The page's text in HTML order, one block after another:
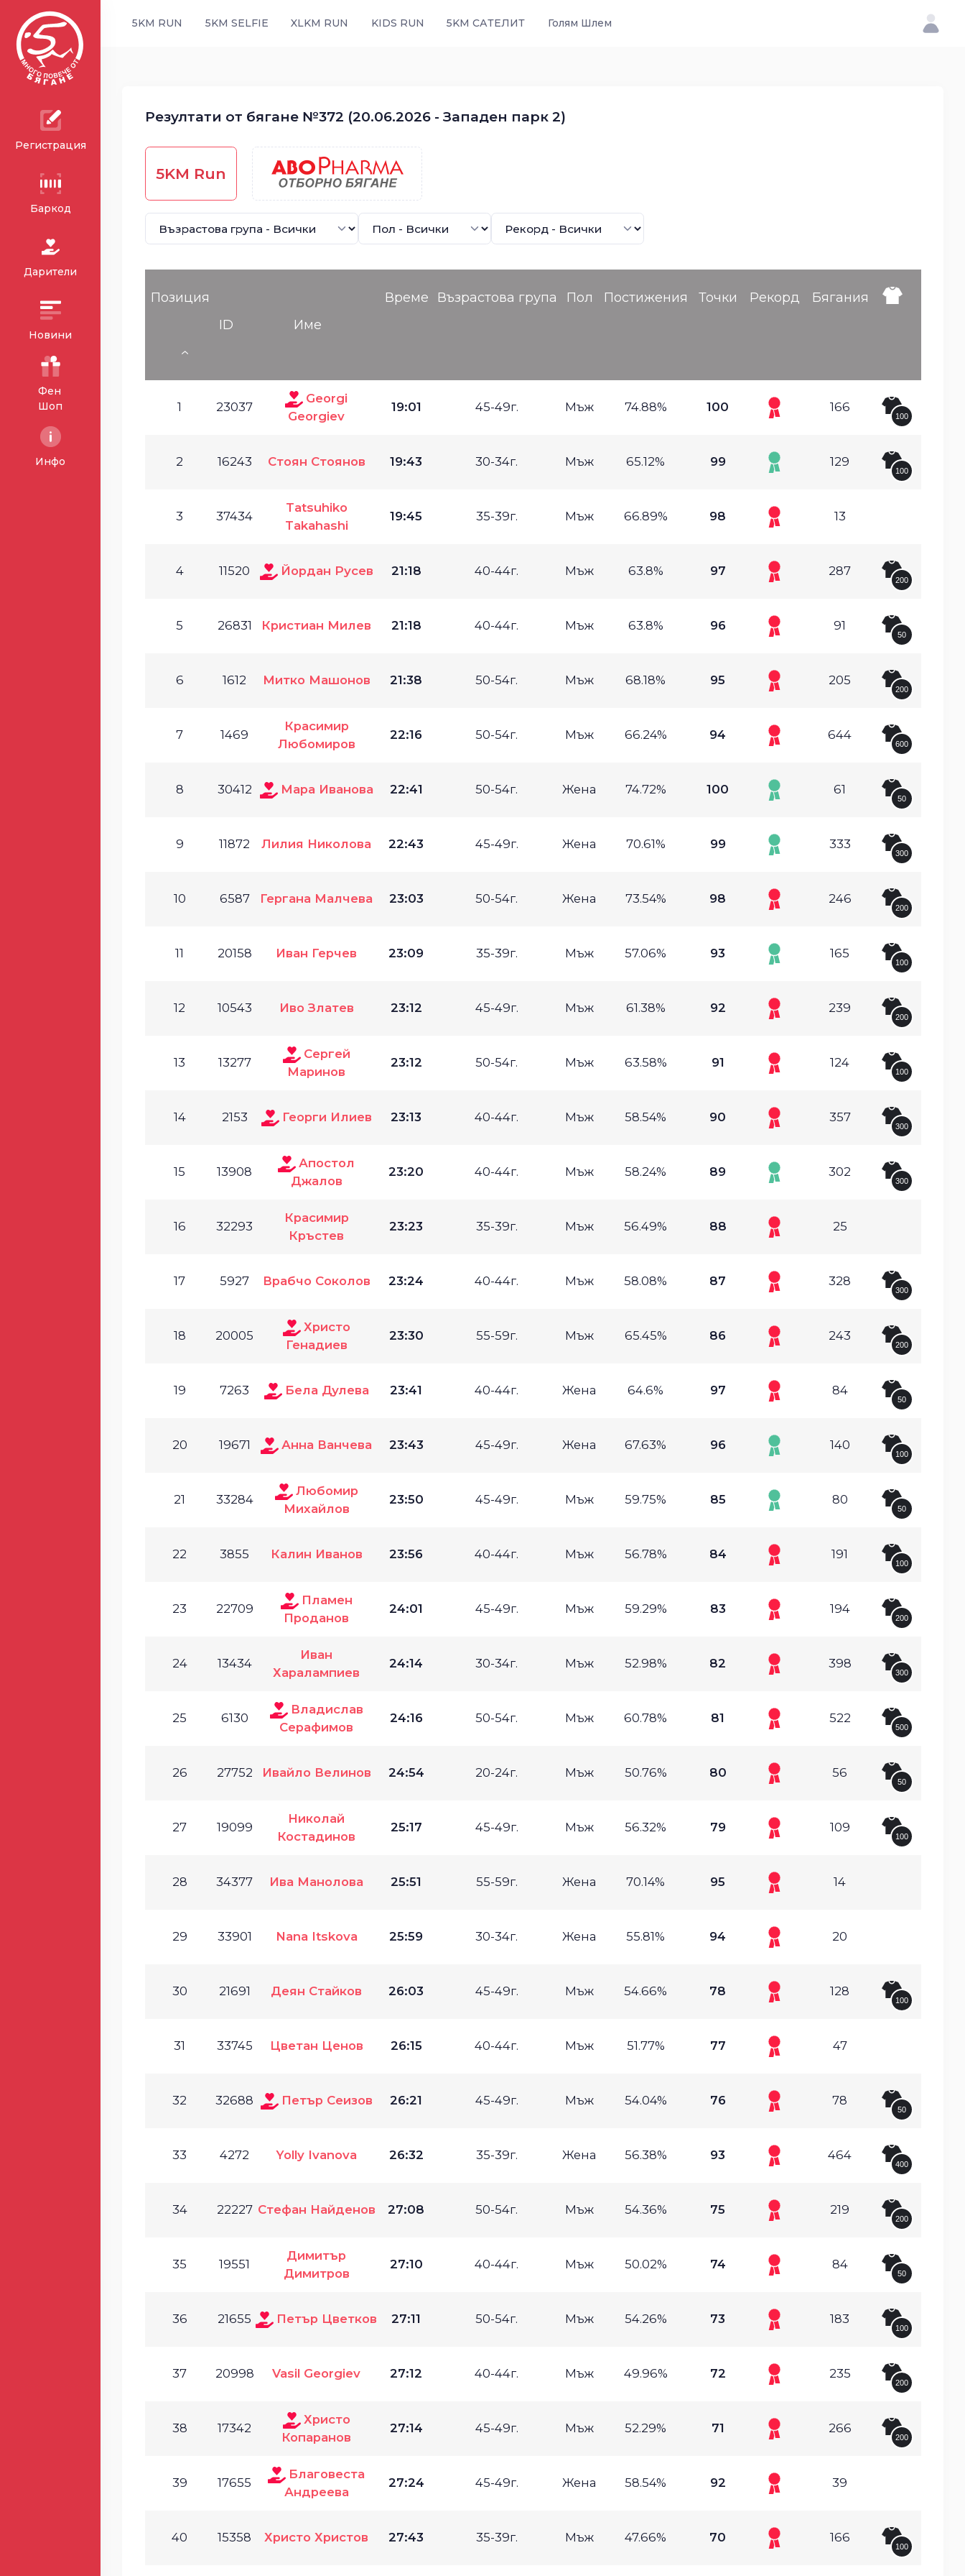
Регистрация
Баркод
Дарители
Новини
Фен
Шоп
Инфо
5KM RUN 5KM SELFIE XLKM RUN KIDS RUN 5KM САТЕЛИТ Голям Шлем
Резултати от бягане №372 (20.06.2026 - Западен парк 2)
5KM Run
Позиция
ID
Име
Време Възрастова група Пол Постижения Точки Рекорд Бягания
1 23037
Georgi
Georgiev
19:01 45-49г. Мъж 74.88% 100 166
100
2 16243 Стоян Стоянов 19:43 30-34г. Мъж 65.12% 99 129
100
3 37434
Tatsuhiko
Takahashi
19:45 35-39г. Мъж 66.89% 98 13
4 11520 Йордан Русев 21:18 40-44г. Мъж 63.8% 97 287
200
5 26831 Кристиан Милев 21:18 40-44г. Мъж 63.8% 96 91
50
6 1612 Митко Машонов 21:38 50-54г. Мъж 68.18% 95 205
200
7 1469
Красимир
Любомиров
22:16 50-54г. Мъж 66.24% 94 644
600
8 30412 Мара Иванова 22:41 50-54г. Жена 74.72% 100 61
50
9 11872 Лилия Николова 22:43 45-49г. Жена 70.61% 99 333
300
10 6587 Гергана Малчева 23:03 50-54г. Жена 73.54% 98 246
200
11 20158 Иван Герчев 23:09 35-39г. Мъж 57.06% 93 165
100
12 10543 Иво Златев 23:12 45-49г. Мъж 61.38% 92 239
200
13 13277
Сергей
Маринов
23:12 50-54г. Мъж 63.58% 91 124
100
14 2153 Георги Илиев 23:13 40-44г. Мъж 58.54% 90 357
300
15 13908
Апостол
Джалов
23:20 40-44г. Мъж 58.24% 89 302
300
16 32293
Красимир
Кръстев
23:23 35-39г. Мъж 56.49% 88 25
17 5927 Врабчо Соколов 23:24 40-44г. Мъж 58.08% 87 328
300
18 20005
Христо
Генадиев
23:30 55-59г. Мъж 65.45% 86 243
200
19 7263 Бела Дулева 23:41 40-44г. Жена 64.6% 97 84
50
20 19671 Анна Ванчева 23:43 45-49г. Жена 67.63% 96 140
100
21 33284
Любомир
Михайлов
23:50 45-49г. Мъж 59.75% 85 80
50
22 3855 Калин Иванов 23:56 40-44г. Мъж 56.78% 84 191
100
23 22709
Пламен
Проданов
24:01 45-49г. Мъж 59.29% 83 194
200
24 13434
Иван
Харалампиев
24:14 30-34г. Мъж 52.98% 82 398
300
25 6130
Владислав
Серафимов
24:16 50-54г. Мъж 60.78% 81 522
500
26 27752 Ивайло Велинов 24:54 20-24г. Мъж 50.76% 80 56
50
27 19099
Николай
Костадинов
25:17 45-49г. Мъж 56.32% 79 109
100
28 34377 Ива Манолова 25:51 55-59г. Жена 70.14% 95 14
29 33901 Nana Itskova 25:59 30-34г. Жена 55.81% 94 20
30 21691 Деян Стайков 26:03 45-49г. Мъж 54.66% 78 128
100
31 33745 Цветан Ценов 26:15 40-44г. Мъж 51.77% 77 47
32 32688 Петър Сеизов 26:21 45-49г. Мъж 54.04% 76 78
50
33 4272 Yolly Ivanova 26:32 35-39г. Жена 56.38% 93 464
400
34 22227 Стефан Найденов 27:08 50-54г. Мъж 54.36% 75 219
200
35 19551
Димитър
Димитров
27:10 40-44г. Мъж 50.02% 74 84
50
36 21655 Петър Цветков 27:11 50-54г. Мъж 54.26% 73 183
100
37 20998 Vasil Georgiev 27:12 40-44г. Мъж 49.96% 72 235
200
38 17342
Христо
Копаранов
27:14 45-49г. Мъж 52.29% 71 266
200
39 17655
Благовеста
Андреева
27:24 45-49г. Жена 58.54% 92 39
40 15358 Христо Христов 27:43 35-39г. Мъж 47.66% 70 166
100